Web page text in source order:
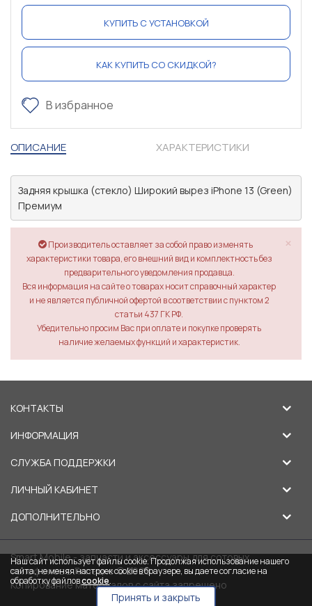
КУПИТЬ С УСТАНОВКОЙ
КАК КУПИТЬ СО СКИДКОЙ?
В избранное
ОПИСАНИЕ ХАРАКТЕРИСТИКИ
Задняя крышка (стекло) Широкий вырез iPhone 13 (Green)
Премиум
×
Производитель оставляет за собой право изменять
характеристики товара, его внешний вид и комплектность без
предварительного уведомления продавца.
Вся информация на сайте о товарах носит справочный характер
и не является публичной офертой в соответствии с пунктом 2
статьи 437 ГК РФ.
Убедительно просим Вас при оплате и покупке проверять
наличие желаемых функций и характеристик.
КОНТАКТЫ
ИНФОРМАЦИЯ
СЛУЖБА ПОДДЕРЖКИ
ЛИЧНЫЙ КАБИНЕТ
ДОПОЛНИТЕЛЬНО
Smart Mobile - запчасти и аксессуары для сотовых
телефонов в Липецке © 2026
Копирование материалов с сайта запрещено
Наш сайт использует файлы cookie. Продолжая использование нашего
сайта, не меняя настроек cookie в браузере, вы даете согласие на
обработку файловcookie.
Принять и закрыть